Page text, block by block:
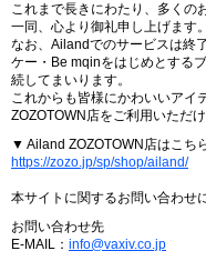
これまで長きにわたり、多くの
一同、心より御礼申し上げます。
なお、Ailandでのサービスは終
ケー・Be mqinをはじめとする
続してまいります。
これからも皆様にかわいいアイ
ZOZOTOWN店をご利用いただ
▼ Ailand ZOZOTOWN店はこち
https://zozo.jp/sp/shop/ailand/
本サイトに関するお問い合わせ
お問い合わせ先
E-MAIL： info@vaxiv.co.jp